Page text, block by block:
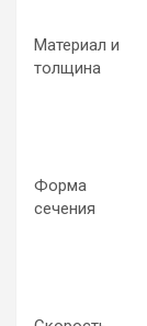
Материал и
толщина
Форма
сечения